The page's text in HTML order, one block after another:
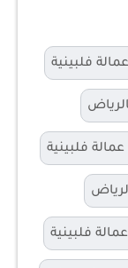
فلبينية
فلبينية
فلبينية